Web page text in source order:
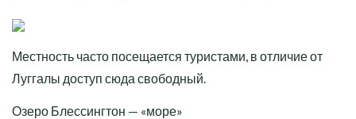
Местность часто посещается туристами, в отличие от
Луггалы доступ сюда свободный.
Озеро Блессингтон — «море»